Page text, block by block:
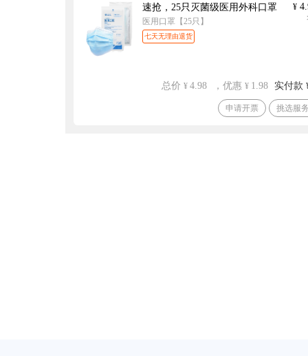
速抢，25只灭菌级医用外科口罩
医用口罩【25只】
¥
七天无理由退货
总价 ¥ 4.98 ，优惠 ¥ 1.98 实付款
申请开票 挑选服